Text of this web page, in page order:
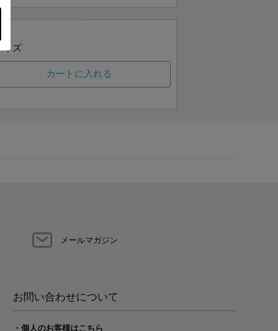
イズ
カートに入れる
メールマガジン
お問い合わせについて
・ 個人のお客様はこちら